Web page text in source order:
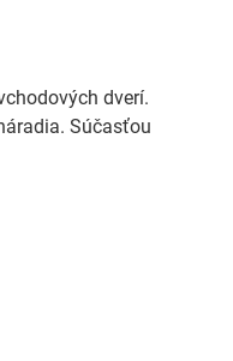
dverí.
Súčasťou